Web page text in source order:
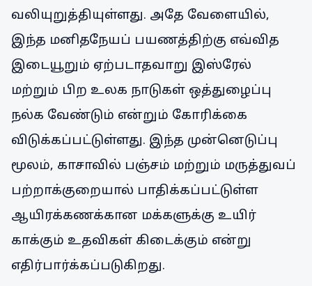
வலியுறுத்தியுள்ளது. அதே வேளையில்,
இந்த மனிதநேயப் பயணத்திற்கு எவ்வித
இடையூறும் ஏற்படாதவாறு இஸ்ரேல்
மற்றும் பிற உலக நாடுகள் ஒத்துழைப்பு
நல்க வேண்டும் என்றும் கோரிக்கை
விடுக்கப்பட்டுள்ளது. இந்த முன்னெடுப்பு
மூலம், காசாவில் பஞ்சம் மற்றும் மருத்துவப்
பற்றாக்குறையால் பாதிக்கப்பட்டுள்ள
ஆயிரக்கணக்கான மக்களுக்கு உயிர்
காக்கும் உதவிகள் கிடைக்கும் என்று
எதிர்பார்க்கப்படுகிறது.